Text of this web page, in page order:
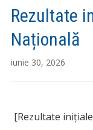
Rezultate
Națională
iunie 30, 2026
[Rezultate inițiale